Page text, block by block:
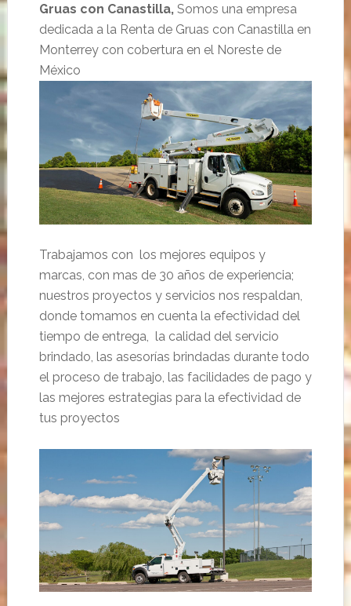
Gruas con Canastilla, Somos una empresa
dedicada a la Renta de Gruas con Canastilla en
Monterrey con cobertura en el Noreste de
México
Trabajamos con los mejores equipos y
marcas, con mas de 30 años de experiencia;
nuestros proyectos y servicios nos respaldan,
donde tomamos en cuenta la efectividad del
tiempo de entrega, la calidad del servicio
brindado, las asesorías brindadas durante todo
el proceso de trabajo, las facilidades de pago y
las mejores estrategias para la efectividad de
tus proyectos